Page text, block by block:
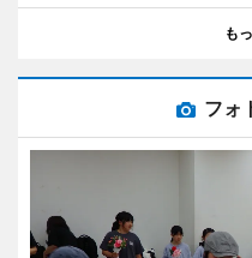
も
フォ